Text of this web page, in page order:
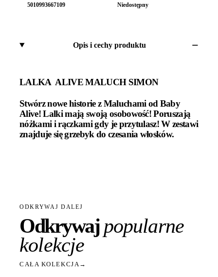
5010993667109 Niedostępny
Opis i cechy produktu
LALKA ALIVE MALUCH SIMON
Stwórz nowe historie z Maluchami od Baby
Alive! Lalki mają swoją osobowość! Poruszają
nóżkami i rączkami gdy je przytulasz! W zestawi
znajduje się grzebyk do czesania włosków.
ODKRYWAJ DALEJ
Odkrywajpopularne
kolekcje
CAŁA KOLEKCJA →